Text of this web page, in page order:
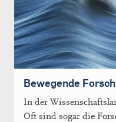
Bewegende
In der
Oft sind sogar die